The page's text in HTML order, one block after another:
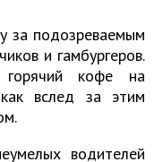
за подозреваемым
и гамбургеров.
кофе на
вслед за этим
водителей